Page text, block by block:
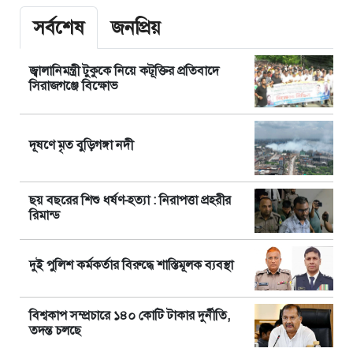
সর্বশেষ জনপ্রিয়
জ্বালানিমন্ত্রী টুকুকে নিয়ে কটূক্তির প্রতিবাদে
সিরাজগঞ্জে বিক্ষোভ
দূষণে মৃত বুড়িগঙ্গা নদী
ছয় বছরের শিশু ধর্ষণ-হত্যা : নিরাপত্তা প্রহরীর
রিমান্ড
দুই পুলিশ কর্মকর্তার বিরুদ্ধে শাস্তিমূলক ব্যবস্থা
বিশ্বকাপ সম্প্রচারে ১৪০ কোটি টাকার দুর্নীতি,
তদন্ত চলছে